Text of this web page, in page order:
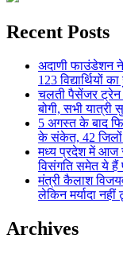
Recent Posts
अदाणी फाउंडेशन ने
123 विद्यार्थियों
चलती पैसेंजर ट्रेन
बोगी, सभी यात्री
5 अगस्त के बाद
के संकेत, 42 जिलों
मध्य प्रदेश में आज
विसंगति समेत ये हैं
मंत्री कैलाश
लेकिन मर्यादा नहीं
Archives